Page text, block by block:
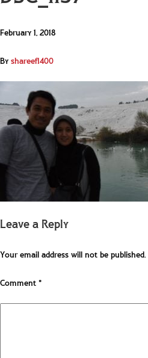
February 1, 2018
Byshareef1400
Leave a Reply
Your email address will not be published.
Comment*